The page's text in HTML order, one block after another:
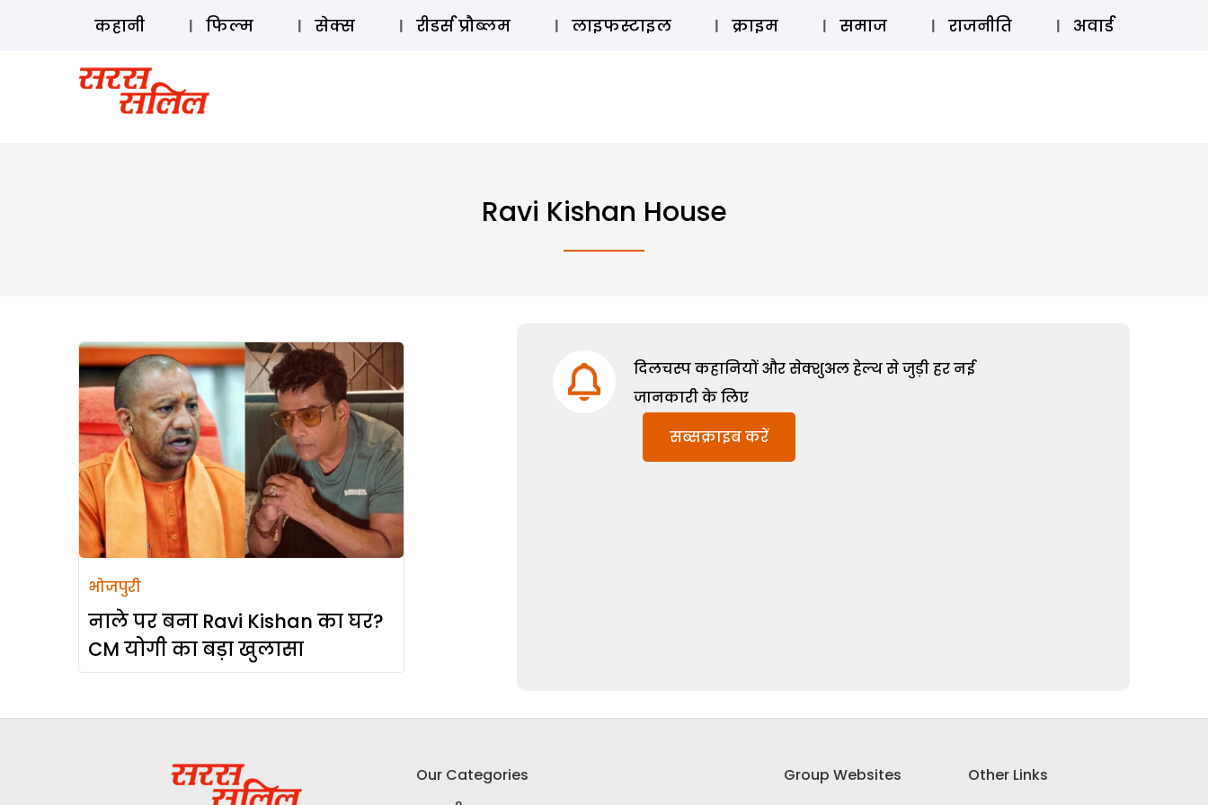
ऑडियो स्टोरी लॉग इन ⚲ SUBSCRIBE
कहानी फिल्म सेक्स रीडर्स प्रौब्लम लाइफस्टाइल क्राइम समाज राजनीति अवार्ड
Ravi Kishan House
भोजपुरी
नाले पर बना Ravi Kishan का घर?
CM योगी का बड़ा खुलासा
दिलचस्प कहानियों और सेक्शुअल हेल्थ से जुड़ी हर नई
जानकारी के लिए
सब्सक्राइब करें
Our Categories
Group Websites
Other Links